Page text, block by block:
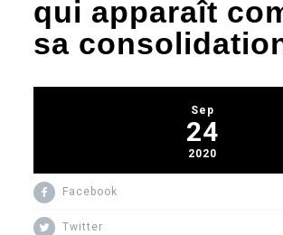
qui apparaît
sa
Sep
24
2020
Facebook
Twitter